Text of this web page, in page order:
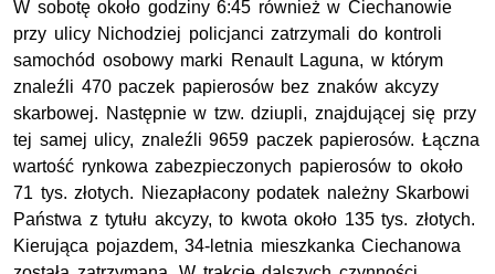
W sobotę około godziny 6:45 również w Ciechanowie
przy ulicy Nichodziej policjanci zatrzymali do kontroli
samochód osobowy marki Renault Laguna, w którym
znaleźli 470 paczek papierosów bez znaków akcyzy
skarbowej. Następnie w tzw. dziupli, znajdującej się przy
tej samej ulicy, znaleźli 9659 paczek papierosów. Łączna
wartość rynkowa zabezpieczonych papierosów to około
71 tys. złotych. Niezapłacony podatek należny Skarbowi
Państwa z tytułu akcyzy, to kwota około 135 tys. złotych.
Kierująca pojazdem, 34-letnia mieszkanka Ciechanowa